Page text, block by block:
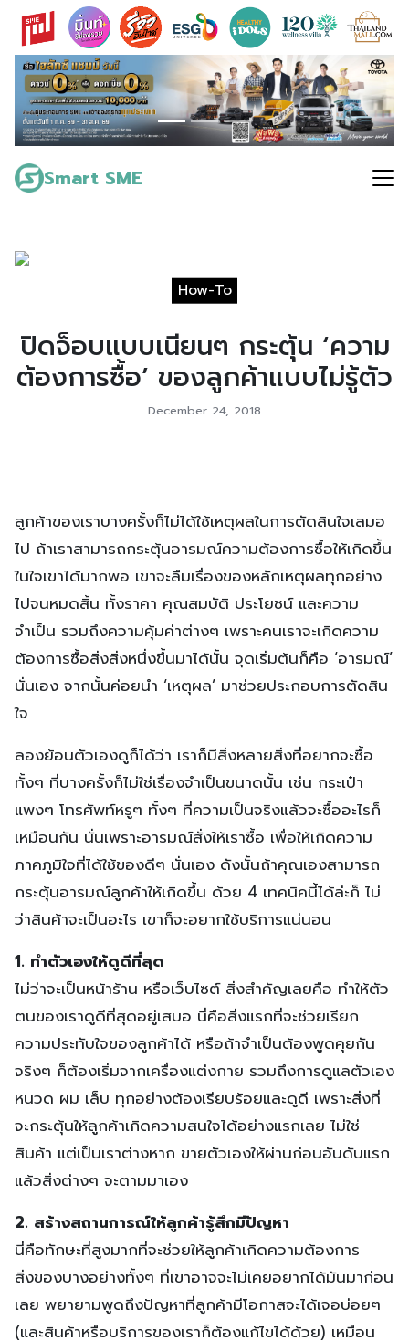
Skip
content
Smart SME
Search
for:
How-To
ปิดจ็อบแบบเนียนๆ กระตุ้น ‘ความ
ต้องการซื้อ’ ของลูกค้าแบบไม่รู้ตัว
December 24, 2018
ลูกค้าของเราบางครั้งก็ไม่ได้ใช้เหตุผลในการตัดสินใจเสมอ
ไป ถ้าเราสามารถกระตุ้นอารมณ์ความต้องการซื้อให้เกิดขึ้น
ในใจเขาได้มากพอ เขาจะลืมเรื่องของหลักเหตุผลทุกอย่าง
ไปจนหมดสิ้น ทั้งราคา คุณสมบัติ ประโยชน์ และความ
จำเป็น รวมถึงความคุ้มค่าต่างๆ เพราะคนเราจะเกิดความ
ต้องการซื้อสิ่งสิ่งหนึ่งขึ้นมาได้นั้น จุดเริ่มต้นก็คือ ‘อารมณ์’
นั่นเอง จากนั้นค่อยนำ ‘เหตุผล’ มาช่วยประกอบการตัดสิน
ใจ
ลองย้อนตัวเองดูก็ได้ว่า เราก็มีสิ่งหลายสิ่งที่อยากจะซื้อ
ทั้งๆ ที่บางครั้งก็ไม่ใช่เรื่องจำเป็นขนาดนั้น เช่น กระเป๋า
แพงๆ โทรศัพท์หรูๆ ทั้งๆ ที่ความเป็นจริงแล้วจะซื้ออะไรก็
เหมือนกัน นั่นเพราะอารมณ์สั่งให้เราซื้อ เพื่อให้เกิดความ
ภาคภูมิใจที่ได้ใช้ของดีๆ นั่นเอง ดังนั้นถ้าคุณเองสามารถ
กระตุ้นอารมณ์ลูกค้าให้เกิดขึ้น ด้วย 4 เทคนิคนี้ได้ล่ะก็ ไม่
ว่าสินค้าจะเป็นอะไร เขาก็จะอยากใช้บริการแน่นอน
1. ทำตัวเองให้ดูดีที่สุด
ไม่ว่าจะเป็นหน้าร้าน หรือเว็บไซต์ สิ่งสำคัญเลยคือ ทำให้ตัว
ตนของเราดูดีที่สุดอยู่เสมอ นี่คือสิ่งแรกที่จะช่วยเรียก
ความประทับใจของลูกค้าได้ หรือถ้าจำเป็นต้องพูดคุยกัน
จริงๆ ก็ต้องเริ่มจากเครื่องแต่งกาย รวมถึงการดูแลตัวเอง
หนวด ผม เล็บ ทุกอย่างต้องเรียบร้อยและดูดี เพราะสิ่งที่
จะกระตุ้นให้ลูกค้าเกิดความสนใจได้อย่างแรกเลย ไม่ใช่
สินค้า แต่เป็นเราต่างหาก ขายตัวเองให้ผ่านก่อนอันดับแรก
แล้วสิ่งต่างๆ จะตามมาเอง
2. สร้างสถานการณ์ให้ลูกค้ารู้สึกมีปัญหา
นี่คือทักษะที่สูงมากที่จะช่วยให้ลูกค้าเกิดความต้องการ
สิ่งของบางอย่างทั้งๆ ที่เขาอาจจะไม่เคยอยากได้มันมาก่อน
เลย พยายามพูดถึงปัญหาที่ลูกค้ามีโอกาสจะได้เจอบ่อยๆ
(และสินค้าหรือบริการของเราก็ต้องแก้ไขได้ด้วย) เหมือน